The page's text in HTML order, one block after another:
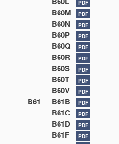
PDF
B60M PDF
B60N PDF
B60P PDF
B60Q PDF
B60R PDF
B60S PDF
B60T PDF
B60V PDF
B61 B61B PDF
B61C PDF
B61D PDF
B61F PDF